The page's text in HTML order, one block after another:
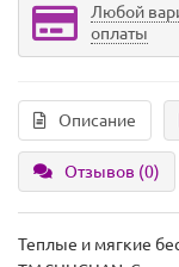
Любой
оплаты
Описание
Отзывов (0)
Теплые и мягкие